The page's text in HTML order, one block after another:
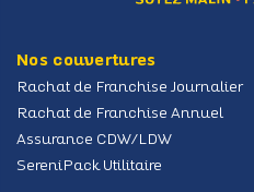
Nos couvertures
Rachat de Franchise Journalier
Rachat de Franchise Annuel
Assurance CDW/LDW
SereniPack Utilitaire